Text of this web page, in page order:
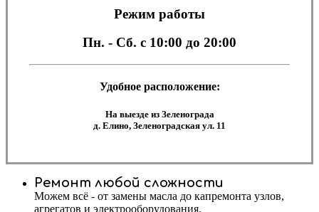
Режим работы
Пн. - Сб. с 10:00 до 20:00
Удобное расположение:
На выезде из Зеленограда
д. Елино, Зеленоградская ул. 11
Ремонт любой сложности
Можем всё - от замены масла до капремонта узлов,
агрегатов и электрооборудования.